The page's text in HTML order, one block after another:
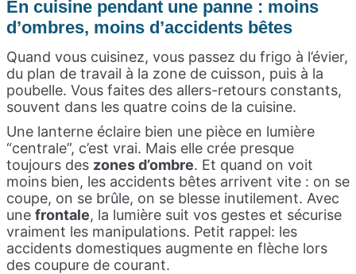
En cuisine pendant une panne : moins
d’ombres, moins d’accidents bêtes
Quand vous cuisinez, vous passez du frigo à l’évier,
du plan de travail à la zone de cuisson, puis à la
poubelle. Vous faites des allers-retours constants,
souvent dans les quatre coins de la cuisine.
Une lanterne éclaire bien une pièce en lumière
“centrale”, c’est vrai. Mais elle crée presque
toujours des zones d’ombre. Et quand on voit
moins bien, les accidents bêtes arrivent vite : on se
coupe, on se brûle, on se blesse inutilement. Avec
une frontale, la lumière suit vos gestes et sécurise
vraiment les manipulations. Petit rappel: les
accidents domestiques augmente en flèche lors
des coupure de courant.